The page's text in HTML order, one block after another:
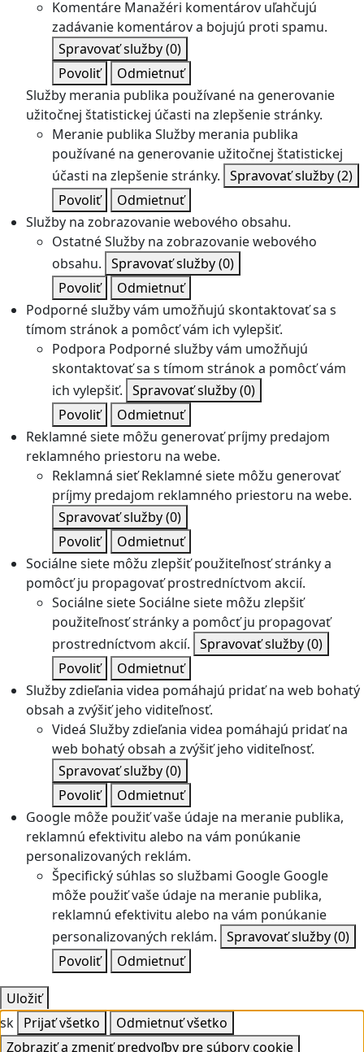
Komentáre Manažéri komentárov uľahčujú
zadávanie komentárov a bojujú proti spamu.
Spravovať služby(0)
Povoliť
Odmietnuť
Služby merania publika používané na generovanie
užitočnej štatistickej účasti na zlepšenie stránky.
Meranie publika Služby merania publika
používané na generovanie užitočnej štatistickej
účasti na zlepšenie stránky. Spravovať služby(2)
Povoliť
Odmietnuť
Služby na zobrazovanie webového obsahu.
OstatnéSlužby na zobrazovanie webového
obsahu. Spravovať služby(0)
Povoliť
Odmietnuť
Podporné služby vám umožňujú skontaktovať sa s
tímom stránok a pomôcť vám ich vylepšiť.
Podpora Podporné služby vám umožňujú
skontaktovať sa s tímom stránok a pomôcť vám
ich vylepšiť. Spravovať služby(0)
Povoliť
Odmietnuť
Reklamné siete môžu generovať príjmy predajom
reklamného priestoru na webe.
Reklamná sieť Reklamné siete môžu generovať
príjmy predajom reklamného priestoru na webe.
Spravovať služby(0)
Povoliť
Odmietnuť
Sociálne siete môžu zlepšiť použiteľnosť stránky a
pomôcť ju propagovať prostredníctvom akcií.
Sociálne sieteSociálne siete môžu zlepšiť
použiteľnosť stránky a pomôcť ju propagovať
prostredníctvom akcií. Spravovať služby(0)
Povoliť
Odmietnuť
Služby zdieľania videa pomáhajú pridať na web bohatý
obsah a zvýšiť jeho viditeľnosť.
Videá Služby zdieľania videa pomáhajú pridať na
web bohatý obsah a zvýšiť jeho viditeľnosť.
Spravovať služby(0)
Povoliť
Odmietnuť
Google môže použiť vaše údaje na meranie publika,
reklamnú efektivitu alebo na vám ponúkanie
personalizovaných reklám.
Špecifický súhlas so službami Google Google
môže použiť vaše údaje na meranie publika,
reklamnú efektivitu alebo na vám ponúkanie
personalizovaných reklám. Spravovať služby(0)
Povoliť
Odmietnuť
Uložiť
sk Prijať všetko
Odmietnuť všetko
Zobraziť a zmeniť predvoľby pre súbory cookie